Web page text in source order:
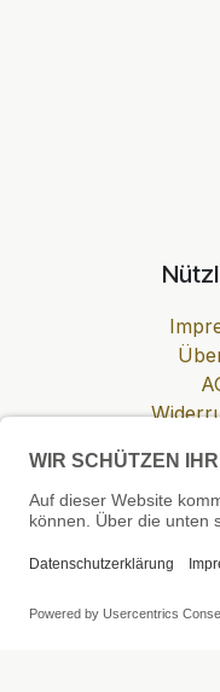
Zahlung
Cookie-